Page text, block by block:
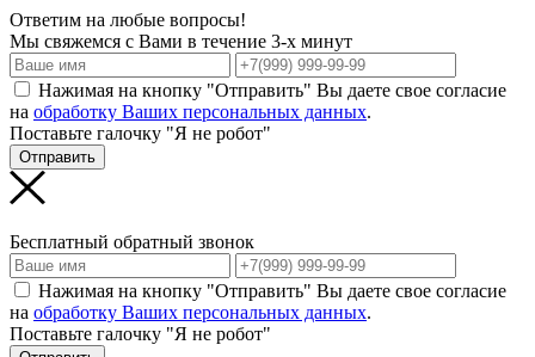
Ответим на любые вопросы!
Мы свяжемся с Вами в течение 3-х минут
Нажимая на кнопку "Отправить" Вы даете свое согласие
на обработку Ваших персональных данных.
Поставьте галочку "Я не робот"
Отправить
Бесплатный обратный звонок
Нажимая на кнопку "Отправить" Вы даете свое согласие
на обработку Ваших персональных данных.
Поставьте галочку "Я не робот"